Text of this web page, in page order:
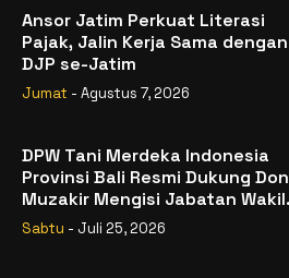
Ansor Jatim Perkuat Literasi
Pajak, Jalin Kerja Sama dengan
DJP se-Jatim
Jumat - Agustus 7, 2026
DPW Tani Merdeka Indonesia
Provinsi Bali Resmi Dukung Don
Muzakir Mengisi Jabatan Wakil
Menteri Pertanian RI
Sabtu - Juli 25, 2026